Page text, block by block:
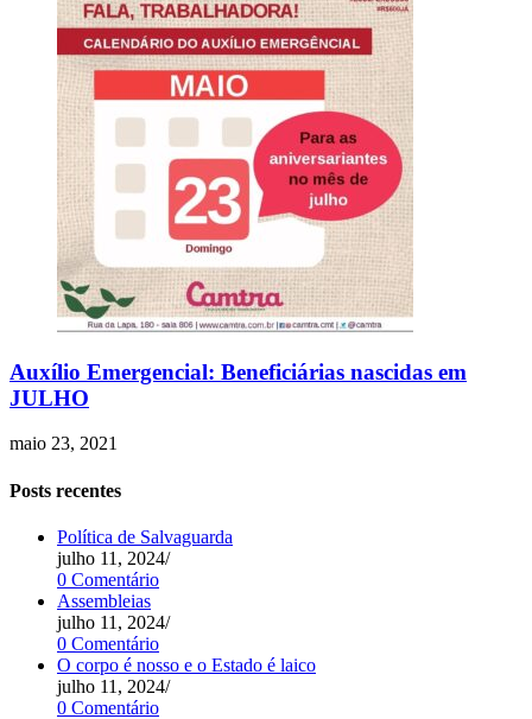
Auxílio Emergencial: Beneficiárias nascidas em
JULHO
maio 23, 2021
Posts recentes
Política de Salvaguarda
julho 11, 2024/
0 Comentário
Assembleias
julho 11, 2024/
0 Comentário
O corpo é nosso e o Estado é laico
julho 11, 2024/
0 Comentário